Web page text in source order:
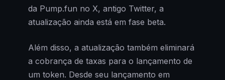
da Pump.fun no X, antigo Twitter, a
atualização ainda está em fase beta.
Além disso, a atualização também eliminará
a cobrança de taxas para o lançamento de
um token. Desde seu lançamento em